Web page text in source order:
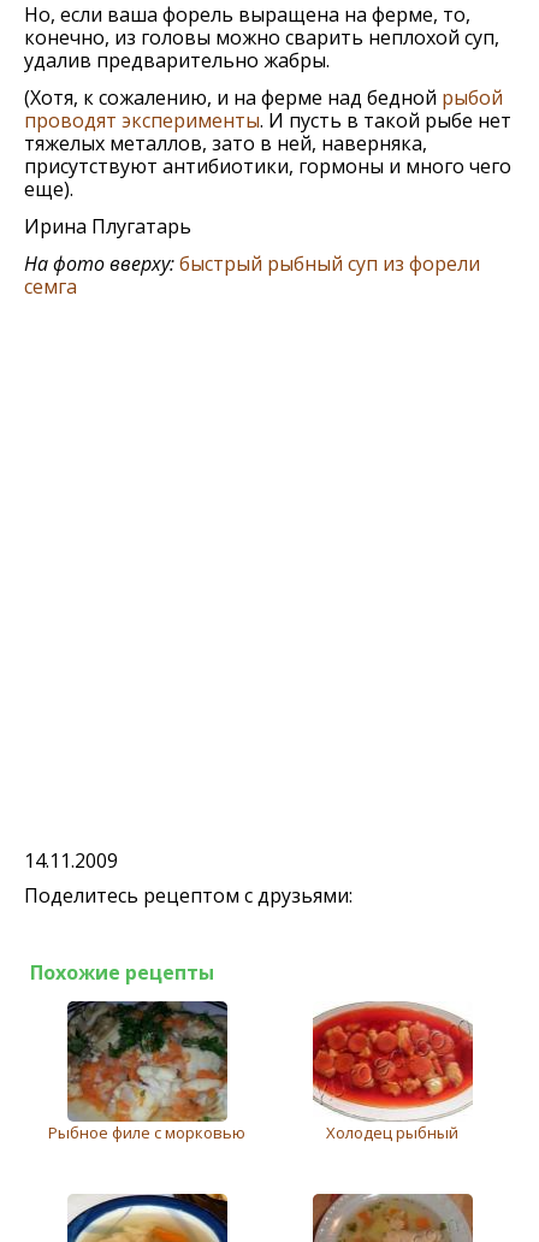
Но, если ваша форель выращена на ферме, то,
конечно, из головы можно сварить неплохой суп,
удалив предварительно жабры.
(Хотя, к сожалению, и на ферме над бедной рыбой
проводят эксперименты. И пусть в такой рыбе нет
тяжелых металлов, зато в ней, наверняка,
присутствуют антибиотики, гормоны и много чего
еще).
Ирина Плугатарь
На фото вверху:быстрый рыбный суп из форели
семга
14.11.2009
Поделитесь рецептом с друзьями:
Похожие рецепты
Рыбное филе с морковью Холодец рыбный